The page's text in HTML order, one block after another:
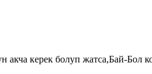
акча керек болуп жатса,Бай-